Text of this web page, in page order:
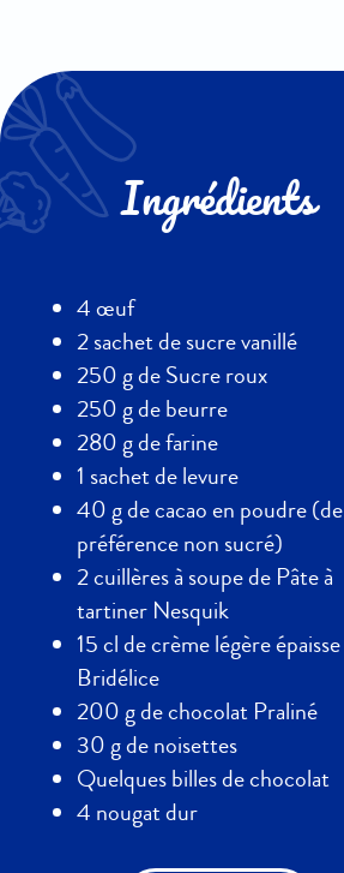
Ingrédients
4 œuf
2 sachet de sucre vanillé
250 g de Sucre roux
250 g de beurre
280 g de farine
1 sachet de levure
40 g de cacao en poudre (de
préférence non sucré)
2 cuillères à soupe de Pâte à
tartiner Nesquik
15 cl de crème légère épaisse
Bridélice
200 g de chocolat Praliné
30 g de noisettes
Quelques billes de chocolat
4 nougat dur